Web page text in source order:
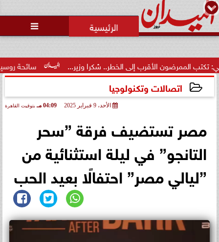

سائحة روسية لـ”مراسي”: الغردقة إلى الخطر.. شكرا وزير...
اتصالات وتكنولوجيا
الأحد، 9 فبراير 2025 04:09 مـ بتوقيت القاهرة
مصر تستضيف فرقة ”سحر
التانجو” في ليلة استثنائية من
”ليالي مصر” احتفالًا بعيد الحب
محاولات لإخفاء المقاعد عن أعضاء
الجمعية العمومية خلال الإفطار